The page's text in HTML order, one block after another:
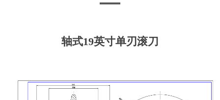
轴式19英寸单刃滚刀